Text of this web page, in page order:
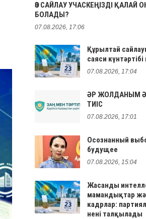
ӨЗ САЙЛАУ УЧАСКЕҢІЗДІ ҚАЛАЙ
БОЛАДЫ?
07.08.2026, 17:06
Құрылтай
саяси
07.08.2026, 17:04
ӘР ЖОЛДАНЫМ
ТИІС
07.08.2026, 17:01
Осознанный
будущее
07.08.2026, 15:04
Жасанды
мамандықтар
кадрлар:
нені талқылады